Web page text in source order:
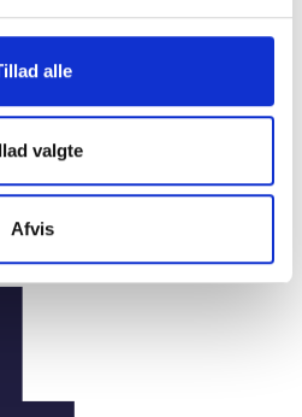
alle
valgte
Afvis